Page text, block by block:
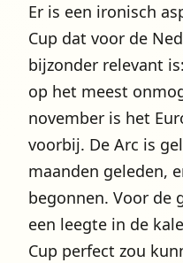
Er is een ironisch
Cup dat voor de
bijzonder relevant
op het meest
november is het
voorbij. De Arc is
maanden geleden,
begonnen. Voor de
een leegte in de
Cup perfect zou